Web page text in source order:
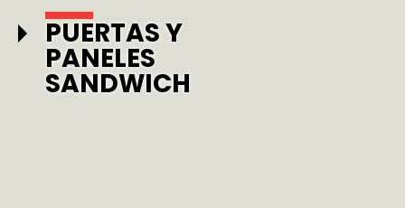
PUERTAS Y
PANELES
SANDWICH